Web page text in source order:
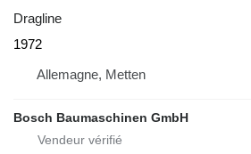
Dragline
1972
Allemagne, Metten
Bosch Baumaschinen GmbH